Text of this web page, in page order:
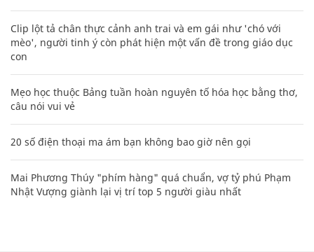
Clip lột tả chân thực cảnh anh trai và em gái như 'chó với
mèo', người tinh ý còn phát hiện một vấn đề trong giáo dục
con
Mẹo học thuộc Bảng tuần hoàn nguyên tố hóa học bằng thơ,
câu nói vui vẻ
20 số điện thoại ma ám bạn không bao giờ nên gọi
Mai Phương Thúy "phím hàng" quá chuẩn, vợ tỷ phú Phạm
Nhật Vượng giành lại vị trí top 5 người giàu nhất